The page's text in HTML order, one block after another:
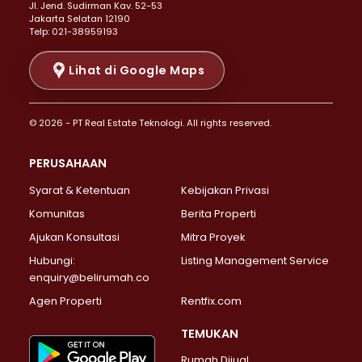
Properti Dijual di Senen >
Properti Dijual di Tanah Abang >
Properti Dijual di Cikini >
Properti Dijual di Kramat >
Properti Dijual di Pasar Baru >
Properti Dijual di Bendungan Hilir >
Properti Dijual di Jakarta Selatan >
Properti Dijual di Lebak Bulus >
Properti Dijual di Gandaria Selatan >
Properti Dijual di Pondok Labu >
Properti Dijual di Lenteng Agung >
Properti Dijual di Senayan >
Properti Dijual di Pondok Pinang >
Properti Dijual di Kebayoran Lama >
Properti Dijual di Kebayoran Baru >
JI. Jend. Sudirman Kav. 52-53
Jakarta Selatan 12190
Telp: 021-38959193
Lihat di Google Maps
© 2026 - PT Real Estate Teknologi. All rights reserved.
PERUSAHAAN
Syarat & Ketentuan
Kebijakan Privasi
Komunitas
Berita Properti
Ajukan Konsultasi
Mitra Proyek
Hubungi:
enquiry@belirumah.co
Listing Management Service
Agen Properti Rentfix.com
TEMUKAN